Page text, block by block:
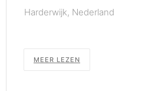
Harderwijk, Nederland
MEER LEZEN